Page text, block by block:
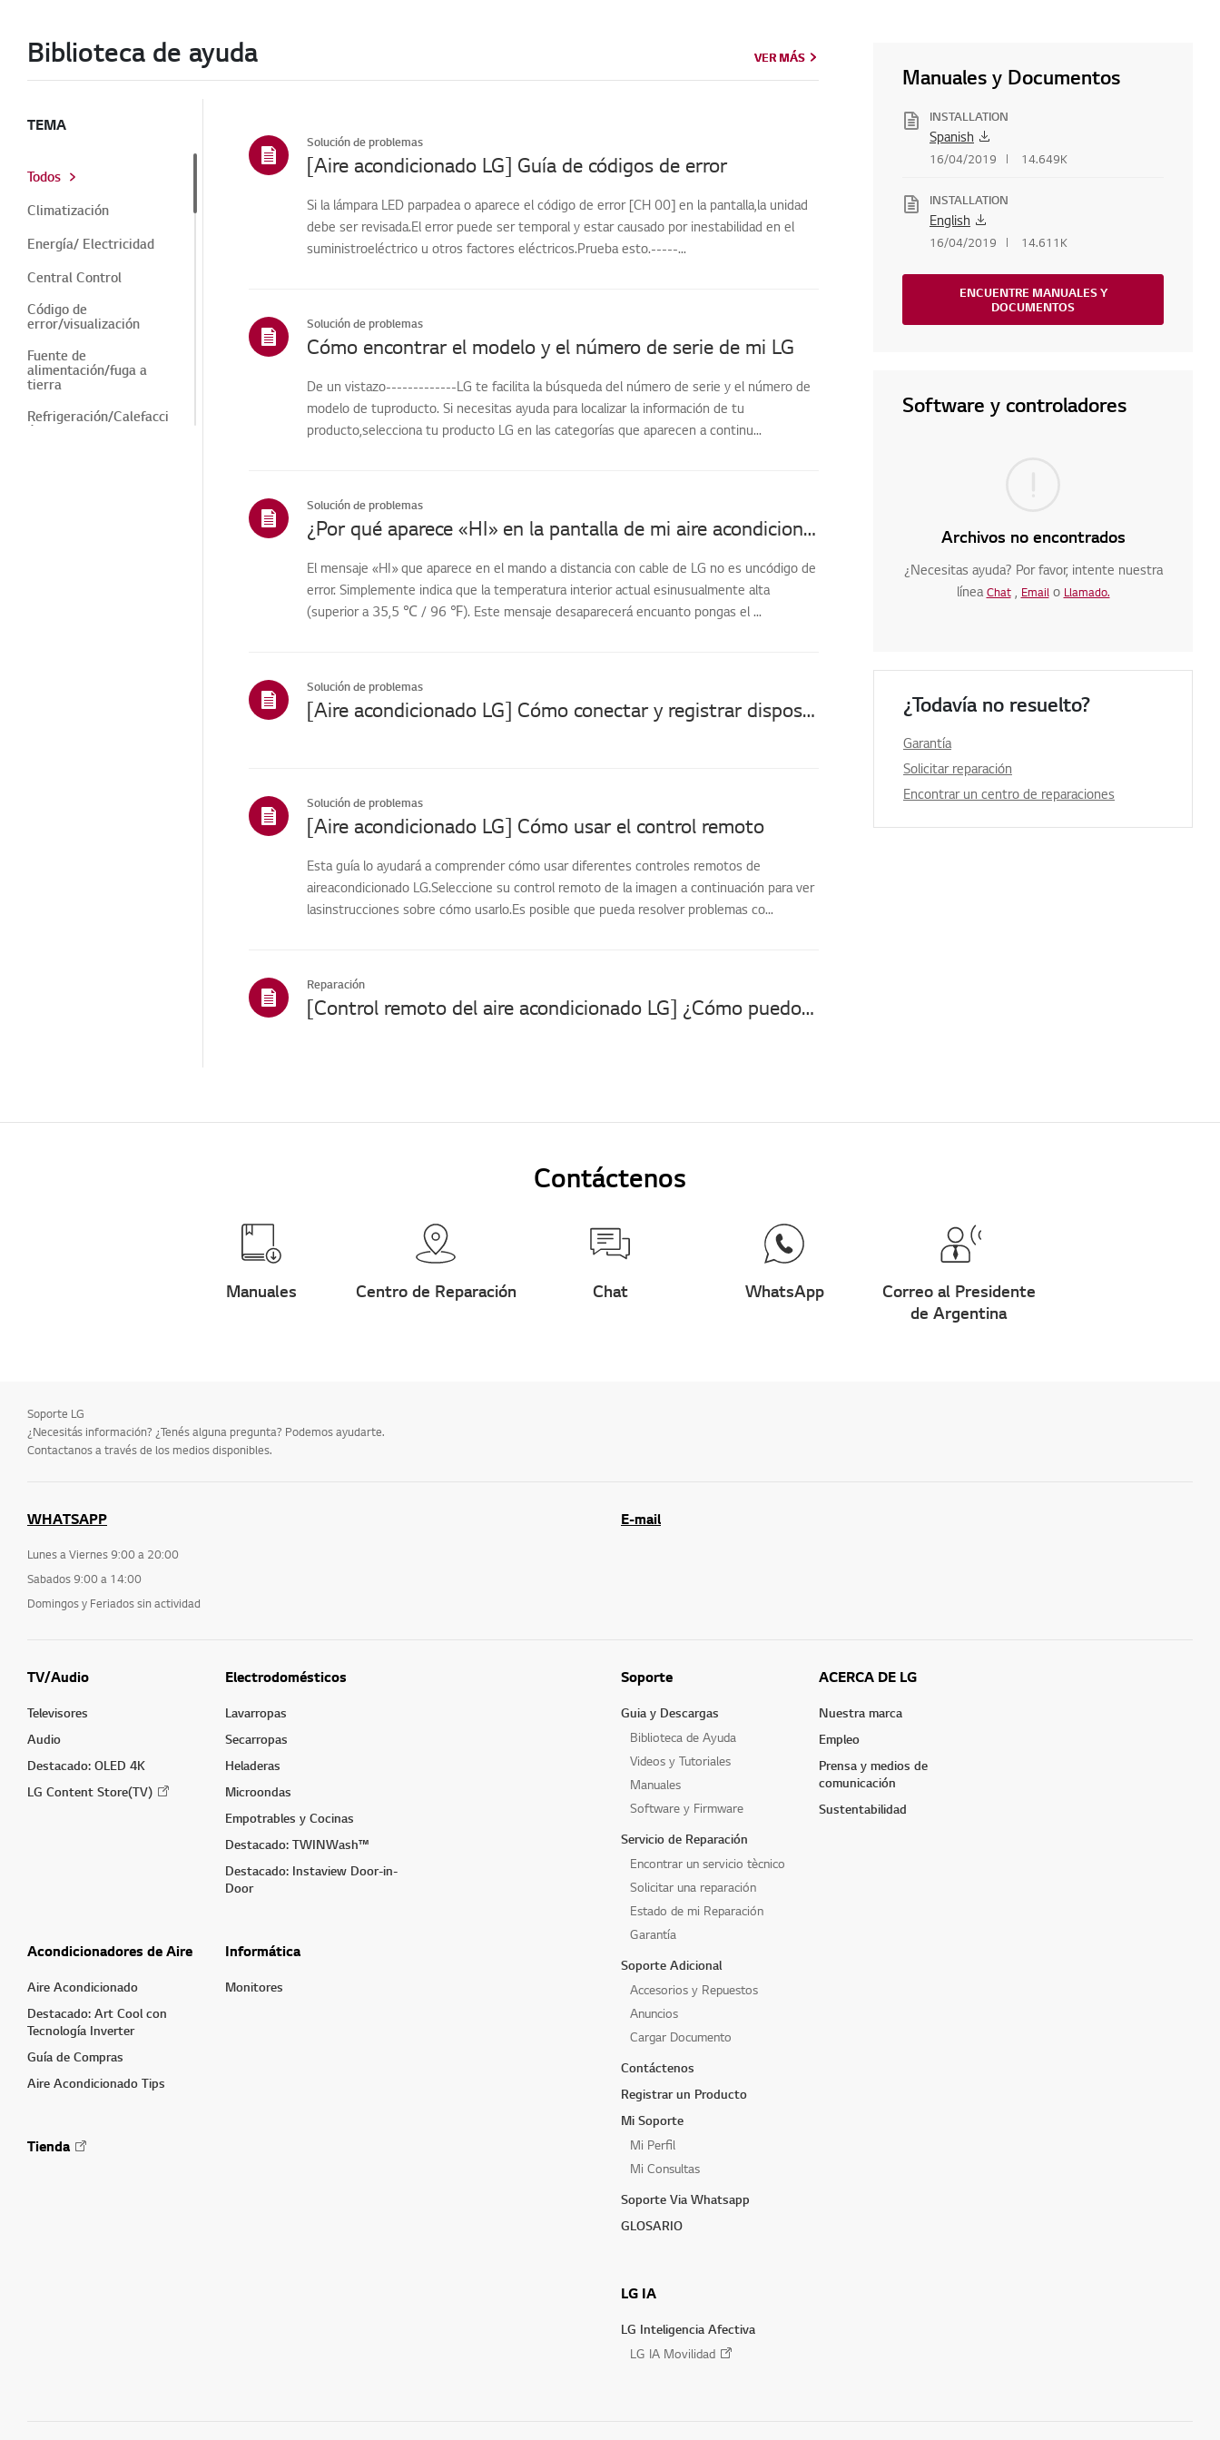
Biblioteca de ayuda VER MÁS
TEMA
Todos
Climatización
Energía/ Electricidad
Central Control
Código de
error/visualización
Fuente de
alimentación/fuga a
tierra
Refrigeración/Calefacci
ón
Solución de problemas
[Aire acondicionado LG] Guía de códigos de error
Si la lámpara LED parpadea o aparece el código de error [CH 00] en la pantalla,la unidad
debe ser revisada.El error puede ser temporal y estar causado por inestabilidad en el
suministroeléctrico u otros factores eléctricos.Prueba esto.-----...
Solución de problemas
Cómo encontrar el modelo y el número de serie de mi LG
De un vistazo-------------LG te facilita la búsqueda del número de serie y el número de
modelo de tuproducto. Si necesitas ayuda para localizar la información de tu
producto,selecciona tu producto LG en las categorías que aparecen a continu...
Solución de problemas
¿Por qué aparece «HI» en la pantalla de mi aire acondicionado de techo LG?
El mensaje «HI» que aparece en el mando a distancia con cable de LG no es uncódigo de
error. Simplemente indica que la temperatura interior actual esinusualmente alta
(superior a 35,5 ℃ / 96 ℉). Este mensaje desaparecerá encuanto pongas el ...
Solución de problemas
[Aire acondicionado LG] Cómo conectar y registrar dispositivos en la aplicación LG ThinQ
Solución de problemas
[Aire acondicionado LG] Cómo usar el control remoto
Esta guía lo ayudará a comprender cómo usar diferentes controles remotos de
aireacondicionado LG.Seleccione su control remoto de la imagen a continuación para ver
lasinstrucciones sobre cómo usarlo.Es posible que pueda resolver problemas co...
Reparación
[Control remoto del aire acondicionado LG] ¿Cómo puedo encenderlo sin un control remoto? ¿Puedo usarlo sin mando a distancia?
VER MÁS
Manuales y Documentos
INSTALLATION
Spanish
16/04/2019 14.649K
INSTALLATION
English
16/04/2019 14.611K
ENCUENTRE MANUALES Y
DOCUMENTOS
Software y controladores
Archivos no encontrados
¿Necesitas ayuda? Por favor, intente nuestra
línea Chat, Emailo Llamado.
¿Todavía no resuelto?
Garantía
Solicitar reparación
Encontrar un centro de reparaciones
Contáctenos
Manuales Centro de Reparación Chat WhatsApp
Correo al Presidente
de Argentina
Soporte LG
¿Necesitás información? ¿Tenés alguna pregunta? Podemos ayudarte.
Contactanos a través de los medios disponibles.
WHATSAPP
Lunes a Viernes 9:00 a 20:00
Sabados 9:00 a 14:00
Domingos y Feriados sin actividad
E-mail
TV/Audio
Televisores
Audio
Destacado: OLED 4K
LG Content Store(TV)
Electrodomésticos
Lavarropas
Secarropas
Heladeras
Microondas
Empotrables y Cocinas
Destacado: TWINWash™
Destacado: Instaview Door-in-
Door
Acondicionadores de Aire
Aire Acondicionado
Destacado: Art Cool con
Tecnología Inverter
Guía de Compras
Aire Acondicionado Tips
Informática
Monitores
Tienda
Soporte
Guia y Descargas
Biblioteca de Ayuda
Videos y Tutoriales
Manuales
Software y Firmware
Servicio de Reparación
Encontrar un servicio tècnico
Solicitar una reparación
Estado de mi Reparación
Garantía
Soporte Adicional
Accesorios y Repuestos
Anuncios
Cargar Documento
Contáctenos
Registrar un Producto
Mi Soporte
Mi Perfil
Mi Consultas
Soporte Via Whatsapp
GLOSARIO
LG IA
LG Inteligencia Afectiva
LG IA Movilidad
ACERCA DE LG
Nuestra marca
Empleo
Prensa y medios de
comunicación
Sustentabilidad